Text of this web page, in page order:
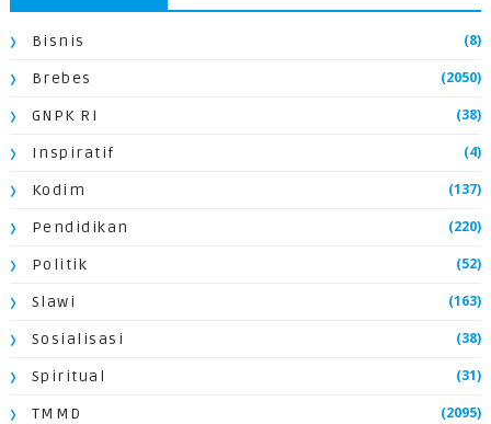
Bisnis (8)
Brebes (2050)
GNPK RI (38)
Inspiratif (4)
Kodim (137)
Pendidikan (220)
Politik (52)
Slawi (163)
Sosialisasi (38)
Spiritual (31)
TMMD (2095)